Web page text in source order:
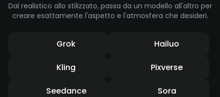
Dal realistico allo stilizzato, passa da un modello all'altro per
creare esattamente l'aspetto e l'atmosfera che desideri.
Grok Hailuo
Kling Pixverse
Seedance Sora